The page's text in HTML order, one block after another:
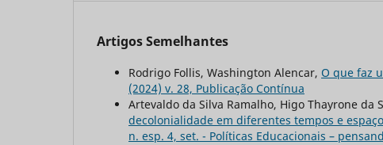
Artigos Semelhantes
Rodrigo Follis, Washington Alencar, O que faz
(2024) v. 28, Publicação Contínua
Artevaldo da Silva Ramalho, Higo Thayrone da
decolonialidade em diferentes tempos e
n. esp. 4, set. - Políticas Educacionais –